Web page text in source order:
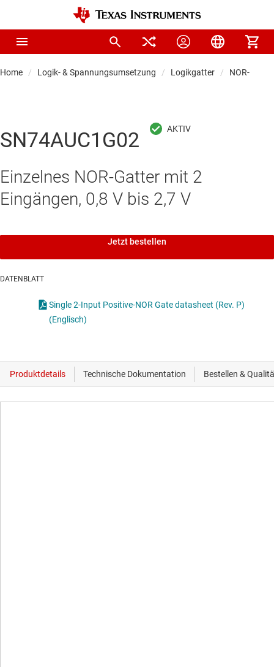
Home Logik- & Spannungsumsetzung Logikgatter NOR-Gatter
SN74AUC1G02
Einzelnes NOR-Gatter mit 2
Eingängen, 0,8 V bis 2,7 V
Jetzt bestellen
DATENBLATT
Single 2-Input Positive-NOR Gate datasheet (Rev. P)
(Englisch)